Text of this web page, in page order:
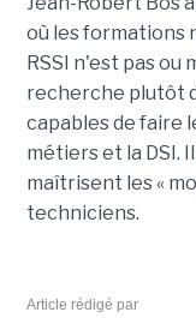
où les formations
RSSI n'est pas ou
recherche plutôt
capables de faire
métiers et la DSI.
maîtrisent les «
techniciens.
Article rédigé par